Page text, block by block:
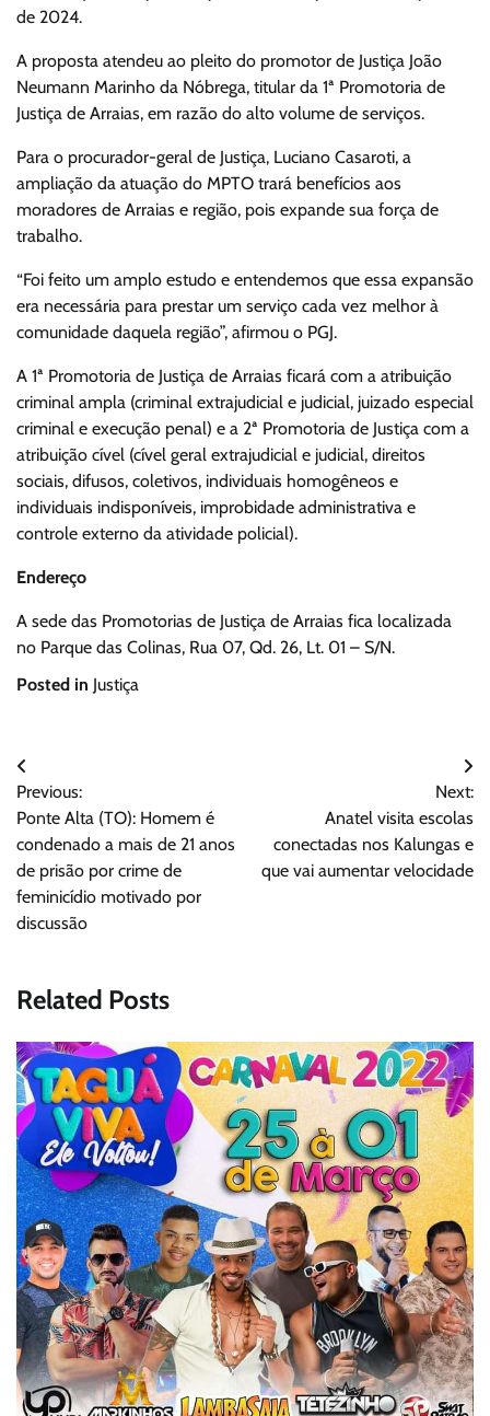
de 2024.
A proposta atendeu ao pleito do promotor de Justiça João
Neumann Marinho da Nóbrega, titular da 1ª Promotoria de
Justiça de Arraias, em razão do alto volume de serviços.
Para o procurador-geral de Justiça, Luciano Casaroti, a
ampliação da atuação do MPTO trará benefícios aos
moradores de Arraias e região, pois expande sua força de
trabalho.
“Foi feito um amplo estudo e entendemos que essa expansão
era necessária para prestar um serviço cada vez melhor à
comunidade daquela região”, afirmou o PGJ.
A 1ª Promotoria de Justiça de Arraias ficará com a atribuição
criminal ampla (criminal extrajudicial e judicial, juizado especial
criminal e execução penal) e a 2ª Promotoria de Justiça com a
atribuição cível (cível geral extrajudicial e judicial, direitos
sociais, difusos, coletivos, individuais homogêneos e
individuais indisponíveis, improbidade administrativa e
controle externo da atividade policial).
Endereço
A sede das Promotorias de Justiça de Arraias fica localizada
no Parque das Colinas, Rua 07, Qd. 26, Lt. 01 – S/N.
Posted in Justiça
Navegação
de
Post
Previous:
Ponte Alta (TO): Homem é
condenado a mais de 21 anos
de prisão por crime de
feminicídio motivado por
discussão
Next:
Anatel visita escolas
conectadas nos Kalungas e
que vai aumentar velocidade
Related Posts